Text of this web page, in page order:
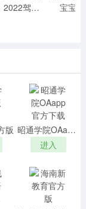
2022驾考驾照宝app最新版
版
昭通学院OAapp官方下载
进入